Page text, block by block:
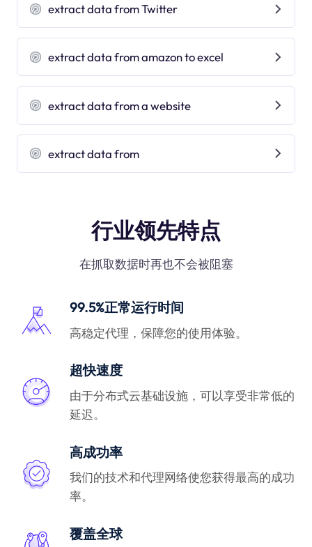
extract data from Twitter
extract data from amazon to excel
extract data from a website
extract data from
行业领先特点
在抓取数据时再也不会被阻塞
99.5%正常运行时间
高稳定代理，保障您的使用体验。
超快速度
由于分布式云基础设施，可以享受非常低的
延迟。
高成功率
我们的技术和代理网络使您获得最高的成功
率。
覆盖全球